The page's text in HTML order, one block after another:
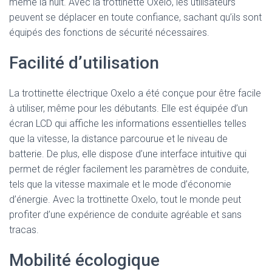
peuvent se déplacer en toute confiance, sachant qu’ils sont
équipés des fonctions de sécurité nécessaires.
Facilité d’utilisation
La trottinette électrique Oxelo a été conçue pour être facile
à utiliser, même pour les débutants. Elle est équipée d’un
écran LCD qui affiche les informations essentielles telles
que la vitesse, la distance parcourue et le niveau de
batterie. De plus, elle dispose d’une interface intuitive qui
permet de régler facilement les paramètres de conduite,
tels que la vitesse maximale et le mode d’économie
d’énergie. Avec la trottinette Oxelo, tout le monde peut
profiter d’une expérience de conduite agréable et sans
tracas.
Mobilité écologique